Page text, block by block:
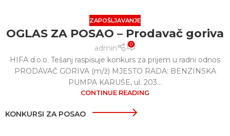
ZAPOŠLJAVANJE
OGLAS ZA POSAO – Prodavač goriva
admin 0
HIFA d.o.o. Tešanj raspisuje konkurs za prijem u radni odnos
PRODAVAČ GORIVA (m/ž) MJESTO RADA: BENZINSKA
PUMPA KARUŠE, ul. 203...
CONTINUE READING
KONKURSI ZA POSAO